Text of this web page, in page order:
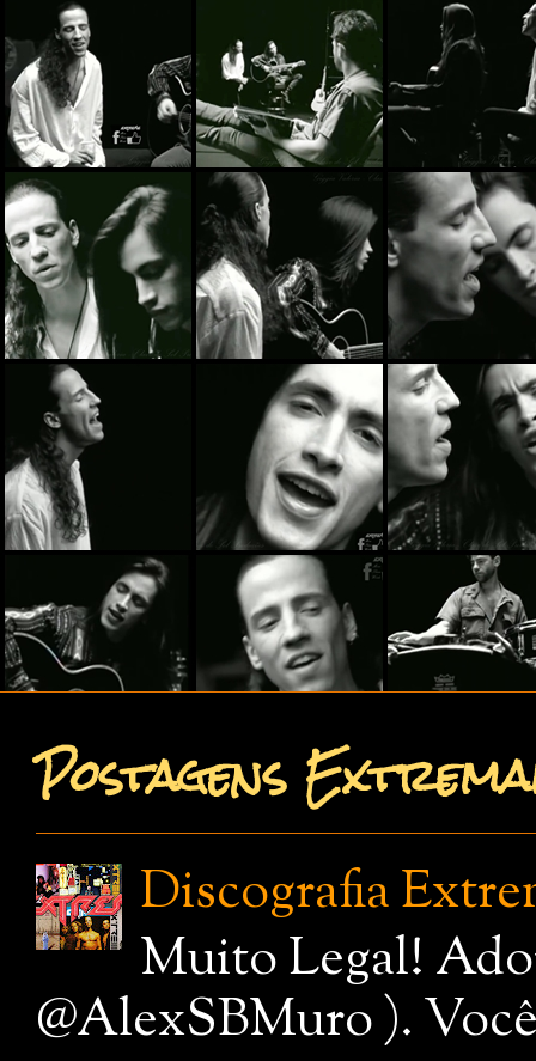
Postagens
Discografia
Muito Legal!
@AlexSBMuro ).